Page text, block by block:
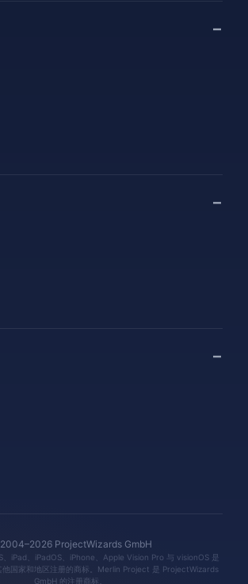
ProjectWizards GmbH
iPad、iPadOS、iPhone、Apple Vision Pro 与 visionOS 是
国家和地区注册的商标。Merlin Project 是 ProjectWizards
GmbH 的注册商标。